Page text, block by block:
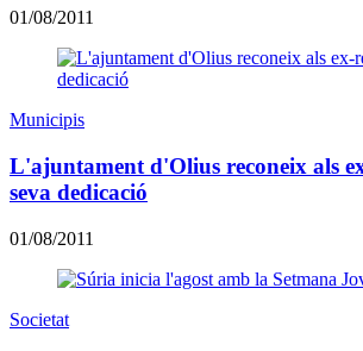
01/08/2011
Municipis
L'ajuntament d'Olius reconeix als
seva dedicació
01/08/2011
Societat